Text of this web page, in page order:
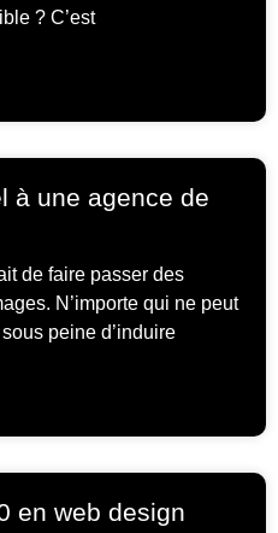
? C’est
à une agence de
de faire passer des
N’importe qui ne peut
peine d’induire
en web design